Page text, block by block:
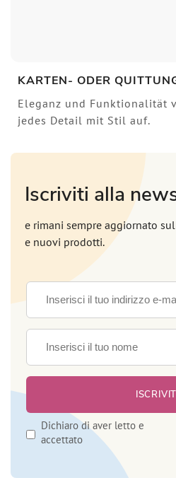
KARTEN- ODER
Eleganz und Funktionalität
jedes Detail mit Stil auf.
Iscriviti alla
e rimani sempre aggiornato
e nuovi prodotti.
Dichiaro di aver letto e
accettato